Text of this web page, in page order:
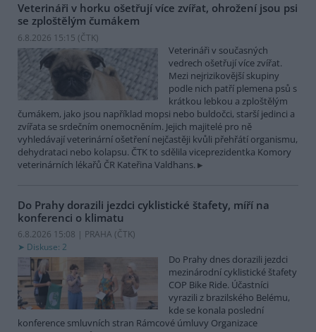
Veterináři v horku ošetřují více zvířat, ohrožení jsou psi
se zploštělým čumákem
6.8.2026 15:15 (ČTK)
Veterináři v současných
vedrech ošetřují více zvířat.
Mezi nejrizikovější skupiny
podle nich patří plemena psů s
krátkou lebkou a zploštělým
čumákem, jako jsou například mopsi nebo buldočci, starší jedinci a
zvířata se srdečním onemocněním. Jejich majitelé pro ně
vyhledávají veterinární ošetření nejčastěji kvůli přehřátí organismu,
dehydrataci nebo kolapsu. ČTK to sdělila viceprezidentka Komory
veterinárních lékařů ČR Kateřina Valdhans.
Do Prahy dorazili jezdci cyklistické štafety, míří na
konferenci o klimatu
6.8.2026 15:08 | PRAHA (ČTK)
Diskuse: 2
Do Prahy dnes dorazili jezdci
mezinárodní cyklistické štafety
COP Bike Ride. Účastníci
vyrazili z brazilského Belému,
kde se konala poslední
konference smluvních stran Rámcové úmluvy Organizace